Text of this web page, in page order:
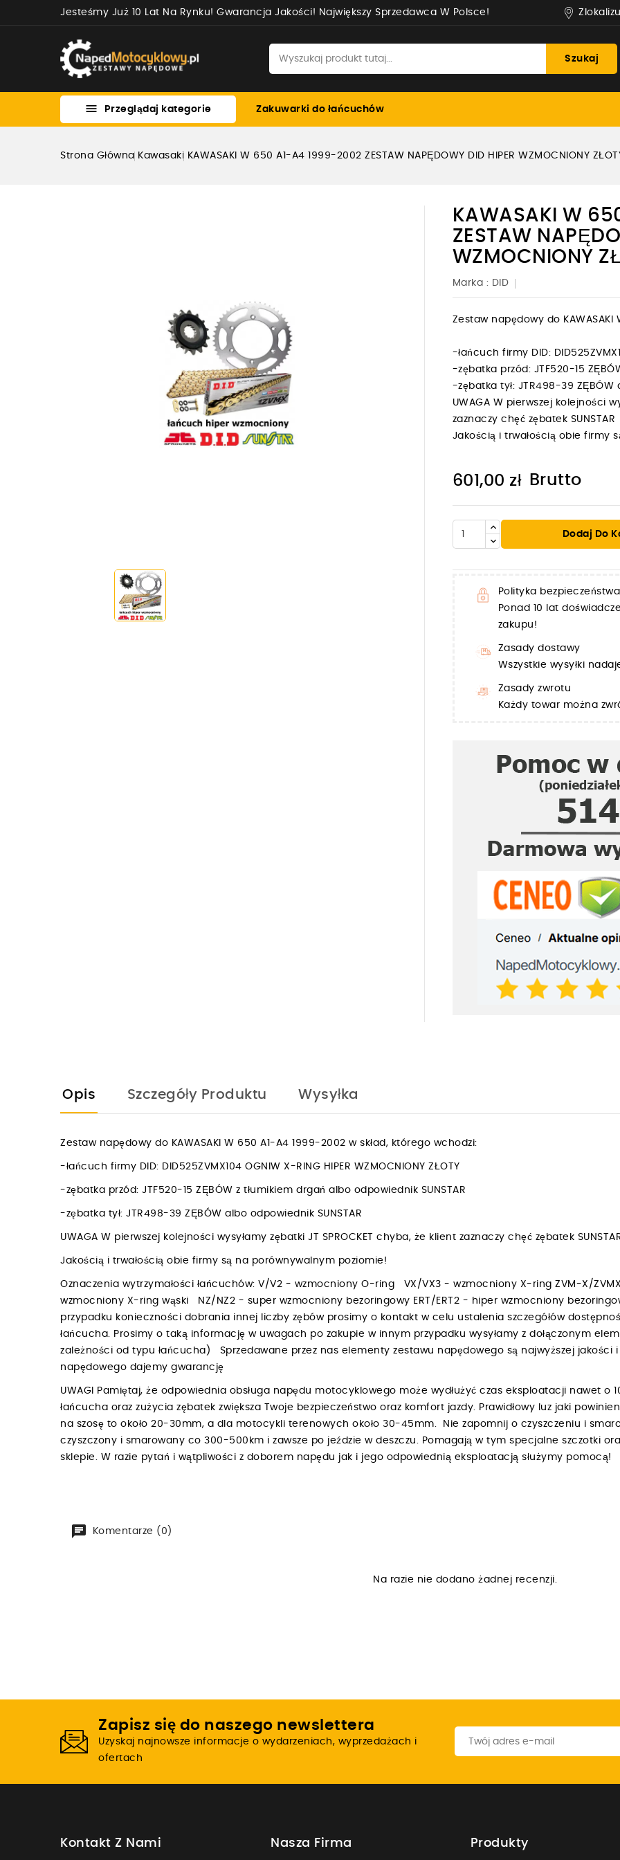
Jesteśmy Już 10 Lat Na Rynku! Gwarancja Jakości! Największy Sprzedawca W Polsce!
Szukaj
 Przeglądaj kategorie Zakuwarki do łańcuchów
Strona Główna Kawasaki KAWASAKI W 650 A1-A4 1999-2002 ZESTAW NAPĘDOWY DID HIPER WZMOCNIONY
KAWASAKI W
ZESTAW
WZMOCNIONY
Marka : DID
Zestaw napędowy do
-łańcuch firmy DID:
-zębatka przód: JTF520-15
-zębatka tył: JTR498-39
UWAGA W pierwszej kolejności
zaznaczy chęć zębatek SUNSTAR
Jakością i trwałością obie
601,00 zł Brutto
Dodaj Do
Polityka bezpieczeństwa
Ponad 10 lat
zakupu!
Zasady dostawy
Wszystkie wysyłki
Zasady zwrotu
Każdy towar można
Opis Szczegóły Produktu Wysyłka
Zestaw napędowy do KAWASAKI W 650 A1-A4 1999-2002 w skład, którego wchodzi:
-łańcuch firmy DID: DID525ZVMX104 OGNIW X-RING HIPER WZMOCNIONY ZŁOTY
-zębatka przód: JTF520-15 ZĘBÓW z tłumikiem drgań albo odpowiednik SUNSTAR
-zębatka tył: JTR498-39 ZĘBÓW albo odpowiednik SUNSTAR
UWAGA W pierwszej kolejności wysyłamy zębatki JT SPROCKET chyba, że klient zaznaczy chęć zębatek
Jakością i trwałością obie firmy są na porównywalnym poziomie!
Oznaczenia wytrzymałości łańcuchów: V/V2 - wzmocniony O-ring VX/VX3 - wzmocniony X-ring ZVM-X/
wzmocniony X-ring wąski NZ/NZ2 - super wzmocniony bezoringowy ERT/ERT2 - hiper wzmocniony
przypadku konieczności dobrania innej liczby zębów prosimy o kontakt w celu ustalenia szczegółów
łańcucha. Prosimy o taką informację w uwagach po zakupie w innym przypadku wysyłamy z dołączonym
zależności od typu łańcucha) Sprzedawane przez nas elementy zestawu napędowego są najwyższej jakości i
napędowego dajemy gwarancję
UWAGI Pamiętaj, że odpowiednia obsługa napędu motocyklowego może wydłużyć czas eksploatacji nawet o
łańcucha oraz zużycia zębatek zwiększa Twoje bezpieczeństwo oraz komfort jazdy. Prawidłowy luz jaki
na szosę to około 20-30mm, a dla motocykli terenowych około 30-45mm. Nie zapomnij o czyszczeniu i
czyszczony i smarowany co 300-500km i zawsze po jeździe w deszczu. Pomagają w tym specjalne szczotki
sklepie. W razie pytań i wątpliwości z doborem napędu jak i jego odpowiednią eksploatacją służymy pomocą!
Komentarze (0)
Na razie nie dodano żadnej recenzji.
Zapisz się do naszego newslettera
Uzyskaj najnowsze informacje o wydarzeniach, wyprzedażach i
ofertach
Kontakt Z Nami Nasza Firma Produkty